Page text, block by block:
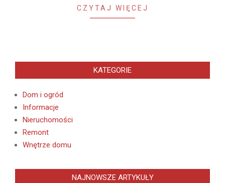
CZYTAJ WIĘCEJ
KATEGORIE
Dom i ogród
Informacje
Nieruchomości
Remont
Wnętrze domu
NAJNOWSZE ARTYKUŁY